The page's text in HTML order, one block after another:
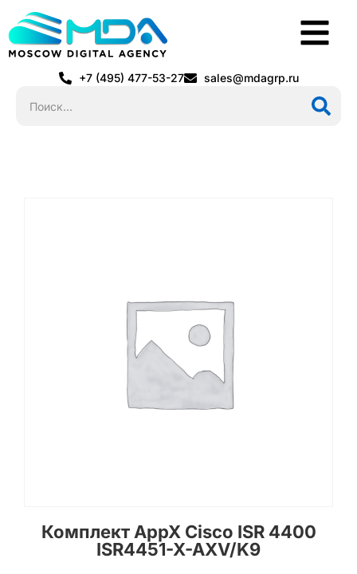
+7 (495) 477-53-27 sales@mdagrp.ru
Комплект AppX Cisco ISR 4400
ISR4451-X-AXV/K9